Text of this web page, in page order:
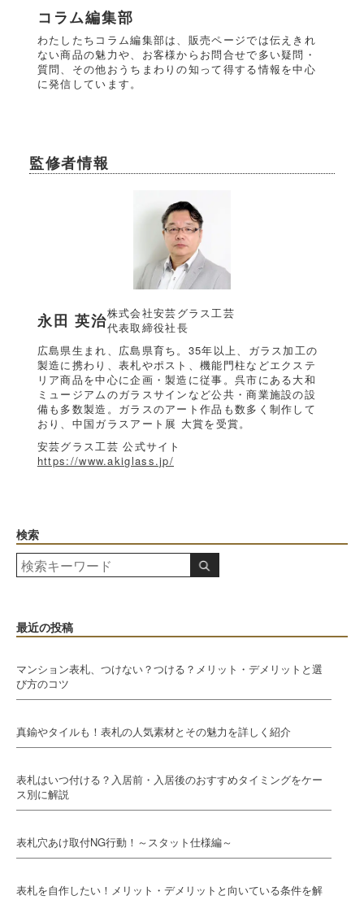
コラム編集部
わたしたちコラム編集部は、販売ページでは伝えきれ
ない商品の魅力や、お客様からお問合せで多い疑問・
質問、その他おうちまわりの知って得する情報を中心
に発信しています。
監修者情報
永田 英治株式会社安芸グラス工芸
代表取締役社長
広島県生まれ、広島県育ち。35年以上、ガラス加工の
製造に携わり、表札やポスト、機能門柱などエクステ
リア商品を中心に企画・製造に従事。呉市にある大和
ミュージアムのガラスサインなど公共・商業施設の設
備も多数製造。ガラスのアート作品も数多く制作して
おり、中国ガラスアート展 大賞を受賞。
安芸グラス工芸 公式サイト
https://www.akiglass.jp/
検索
最近の投稿
マンション表札、つけない？つける？メリット・デメリットと選
び方のコツ
真鍮やタイルも！表札の人気素材とその魅力を詳しく紹介
表札はいつ付ける？入居前・入居後のおすすめタイミングをケー
ス別に解説
表札穴あけ取付NG行動！～スタット仕様編～
表札を自作したい！メリット・デメリットと向いている条件を解